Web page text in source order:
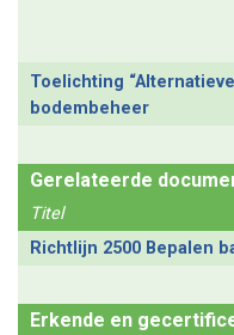
Toelichting
bodembeheer
Gerelateerde
Titel
Richtlijn 2500 Bepalen
Erkende en